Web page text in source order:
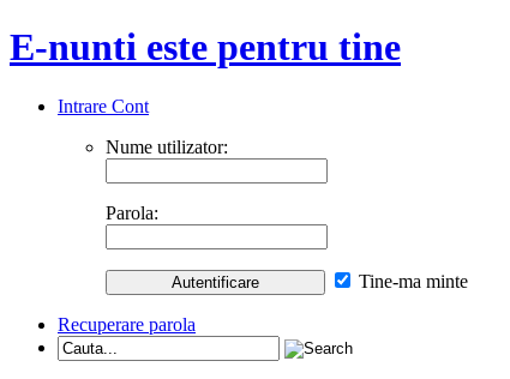
E-nunti este pentru tine
Intrare Cont
Nume utilizator:
Parola:
Tine-ma minte
Recuperare parola